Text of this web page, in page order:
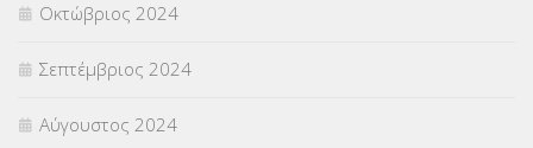
Οκτώβριος 2024
Σεπτέμβριος 2024
Αύγουστος 2024